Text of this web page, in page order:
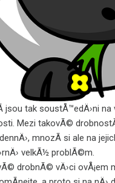
jsou tak soustÅ™edÄ›ni
Mezi takovÃ©
mnozÃ­ si ale na
velkÃ½ problÃ©m.
drobnÃ© vÄ›ci ovÅ¡em